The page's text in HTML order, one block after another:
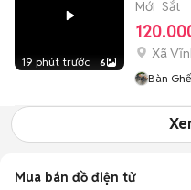
19 phút trước 6
Mới Sắt
Xã
Bàn
Mua bán đồ điện tử